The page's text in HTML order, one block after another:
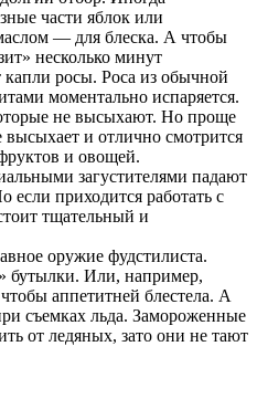
части яблок или
— для блеска. А чтобы
несколько минут
росы. Роса из обычной
моментально испаряется.
не высыхают. Но проще
и отлично смотрится
и овощей.
загустителями падают
если приходится работать с
тщательный и
оружие фудстилиста.
бутылки. Или, например,
аппетитней блестела. А
съемках льда. Замороженные
от ледяных, зато они не тают